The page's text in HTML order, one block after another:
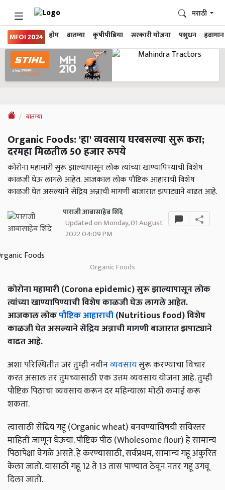
MFOI 2024 होम बातम्या कृषीपीडिया सरकारी योजना पशुधन हवामान
मराठी
बातम्या
Organic Foods: 'हा' व्यवसाय घरबसल्या सुरू करा;
दरमहा मिळतील 50 हजार रुपये
कोरोना महामारी सुरू झाल्यापासून लोक त्यांच्या खाण्यापिण्याची विशेष
काळजी घेऊ लागले आहेत. आजकाल लोक पौष्टिक आहाराची विशेष
काळजी घेत असल्याने सेंद्रिय अन्नाची मागणी बाजारात झपाट्याने वाढत आहे.
पाराजी आबासाहेब शिंदे
Updated on Monday, 01 August
2022 04:09 PM
Organic Foods
कोरोना महामारी (Corona epidemic) सुरू झाल्यापासून लोक
त्यांच्या खाण्यापिण्याची विशेष काळजी घेऊ लागले आहेत.
आजकाल लोकपौष्टिक आहाराची(Nutritious food) विशेष
काळजी घेत असल्याने सेंद्रिय अन्नाची मागणी बाजारात झपाट्याने
वाढत आहे.
अशा परिस्थितीत जर तुम्ही नवीनव्यवसायसुरू करण्याचा विचार
करत असाल तर तुमच्यासाठी एक उत्तम व्यवसाय योजना आहे. तुम्ही
पौष्टिक पिठाचा व्यवसाय करून दर महिन्याला मोठी कमाई करू
शकता.
त्यासाठी सेंद्रिय गहू (Organic wheat) बनवण्याविषयी सविस्तर
माहिती जाणून घेऊया. पौष्टिक पीठ (Wholesome flour) हे सामान्य
पिठापेक्षा वेगळे असते. हे करण्यासाठी, सर्वप्रथम, सामान्य गहू अंकुरित
केला जातो. यासाठी गहू 12 ते 13 तास पाण्यात ठेवून नंतर गहू उगवू
दिला जातो.